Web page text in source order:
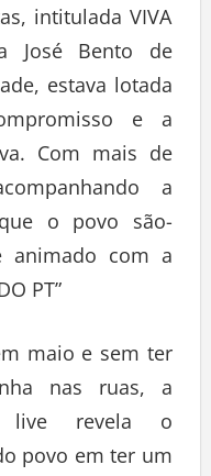
intitulada VIVA
José Bento de
estava lotada
e a
Com mais de
a
o povo são-
animado com a
PT”
maio e sem ter
nas ruas, a
live revela o
povo em ter um